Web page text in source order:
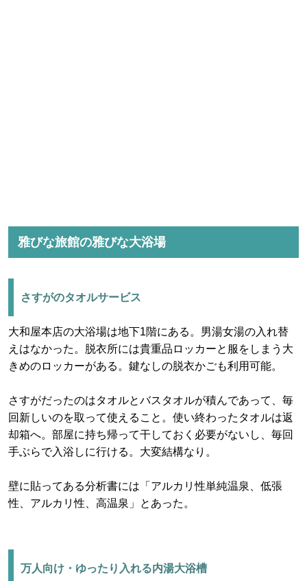
雅びな旅館の雅びな大浴場
さすがのタオルサービス
大和屋本店の大浴場は地下1階にある。男湯女湯の入れ替
えはなかった。脱衣所には貴重品ロッカーと服をしまう大
きめのロッカーがある。鍵なしの脱衣かごも利用可能。
さすがだったのはタオルとバスタオルが積んであって、毎
回新しいのを取って使えること。使い終わったタオルは返
却箱へ。部屋に持ち帰って干しておく必要がないし、毎回
手ぶらで入浴しに行ける。大変結構なり。
壁に貼ってある分析書には「アルカリ性単純温泉、低張
性、アルカリ性、高温泉」とあった。
万人向け・ゆったり入れる内湯大浴槽